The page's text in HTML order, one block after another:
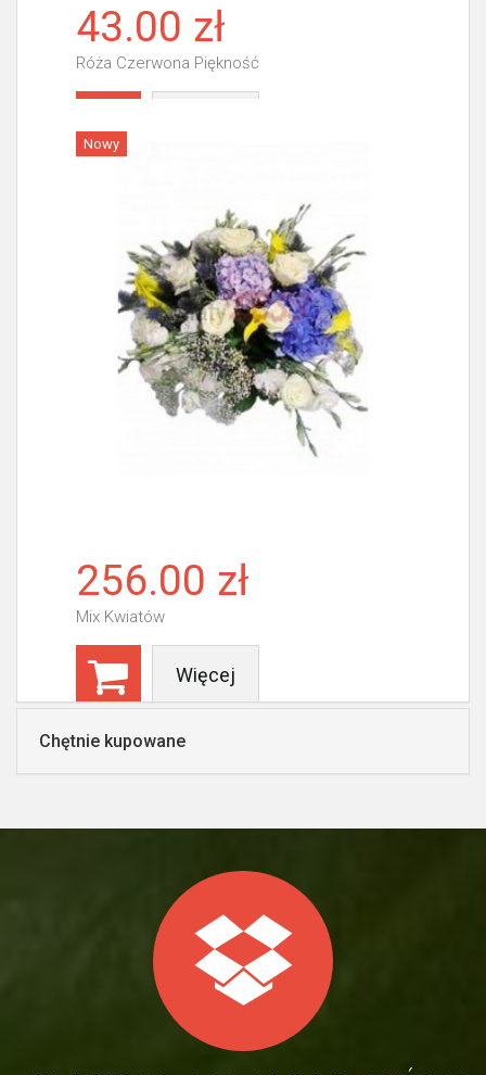
43.00 zł
Róża Czerwona Piękność
Nowy
256.00 zł
Mix Kwiatów
Więcej
Chętnie kupowane